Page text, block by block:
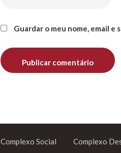
Guardar o meu nome, email
Complexo Social Complexo